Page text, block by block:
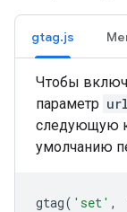
gtag.js
Чтобы
параметр
следующую
умолчанию
gtag( 'set' ,